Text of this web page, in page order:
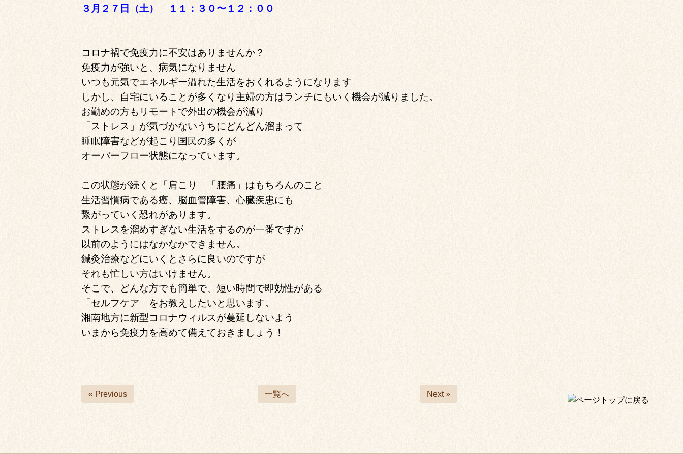
３月２７日（土） １１：３０〜１２：００
コロナ禍で免疫力に不安はありませんか？
免疫力が強いと、病気になりません
いつも元気でエネルギー溢れた生活をおくれるようになります
しかし、自宅にいることが多くなり主婦の方はランチにもいく機会が減りました。
お勤めの方もリモートで外出の機会が減り
「ストレス」が気づかないうちにどんどん溜まって
睡眠障害などが起こり国民の多くが
オーバーフロー状態になっています。
この状態が続くと「肩こり」「腰痛」はもちろんのこと
生活習慣病である癌、脳血管障害、心臓疾患にも
繋がっていく恐れがあります。
ストレスを溜めすぎない生活をするのが一番ですが
以前のようにはなかなかできません。
鍼灸治療などにいくとさらに良いのですが
それも忙しい方はいけません。
そこで、どんな方でも簡単で、短い時間で即効性がある
「セルフケア」をお教えしたいと思います。
湘南地方に新型コロナウィルスが蔓延しないよう
いまから免疫力を高めて備えておきましょう！
« Previous 一覧へ Next »